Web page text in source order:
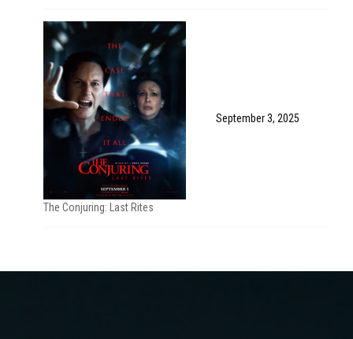
The Conjuring: Last Rites
September 3, 2025